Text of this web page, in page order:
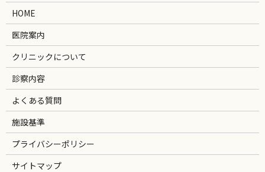
HOME
医院案内
クリニックについて
診察内容
よくある質問
施設基準
プライバシーポリシー
サイトマップ